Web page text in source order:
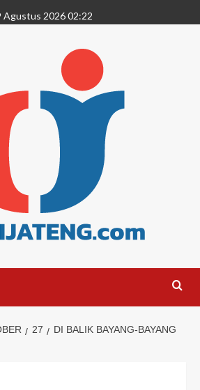
Agustus 2026 02:22
27
DI BALIK BAYANG-BAYANG